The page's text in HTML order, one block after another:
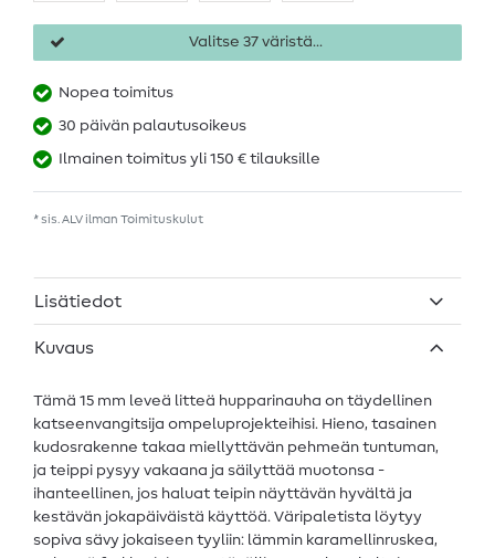
Valitse 37 väristä...
Nopea toimitus
30 päivän palautusoikeus
Ilmainen toimitus yli 150 € tilauksille
* sis. ALV ilman Toimituskulut
Lisätiedot
Kuvaus
Tämä 15 mm leveä litteä hupparinauha on täydellinen
katseenvangitsija ompeluprojekteihisi. Hieno, tasainen
kudosrakenne takaa miellyttävän pehmeän tuntuman,
ja teippi pysyy vakaana ja säilyttää muotonsa -
ihanteellinen, jos haluat teipin näyttävän hyvältä ja
kestävän jokapäiväistä käyttöä. Väripaletista löytyy
sopiva sävy jokaiseen tyyliin: lämmin karamellinruskea,